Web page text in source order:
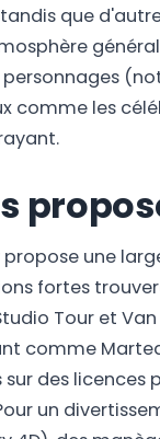
que
comme les
propose une
fortes
Tour et
comme
des licences
un